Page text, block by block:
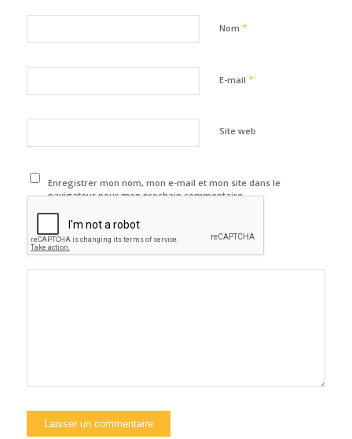
Nom *
E-mail *
Site web
Enregistrer mon nom, mon e-mail et mon site dans le
navigateur pour mon prochain commentaire.